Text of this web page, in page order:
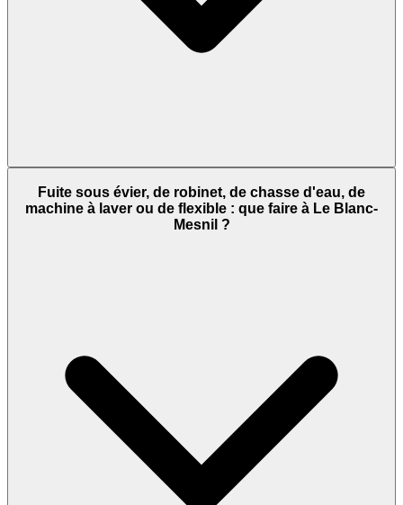
Fuite sous évier, de robinet, de chasse d'eau, de
machine à laver ou de flexible : que faire à Le Blanc-
Mesnil ?